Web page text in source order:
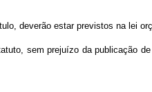
deverão estar previstos na lei
sem prejuízo da publicação